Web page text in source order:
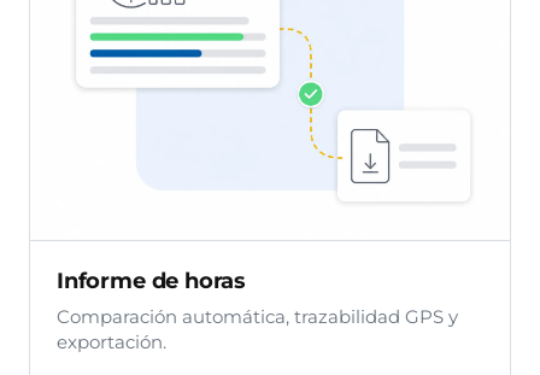
Informe de horas
Comparación automática, trazabilidad GPS y
exportación.